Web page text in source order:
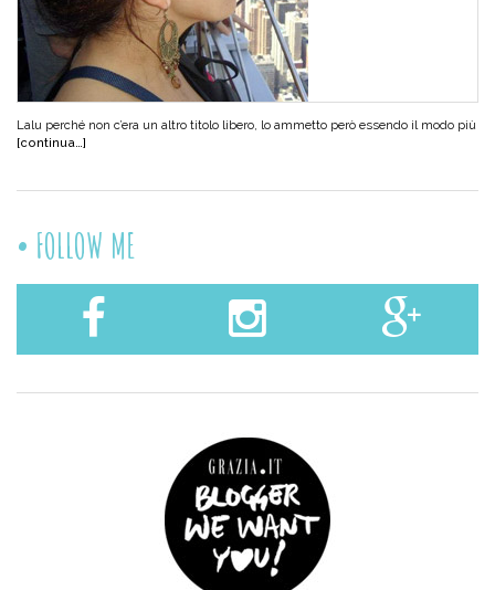
Lalu perché non c’era un altro titolo libero, lo ammetto però essendo il modo più
[continua…]
FOLLOW ME